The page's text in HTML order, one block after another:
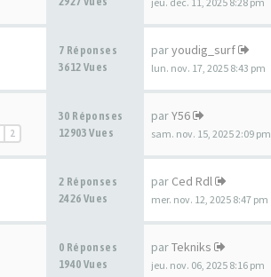
7 Réponses
3612 Vues
paryoudig_surf
lun. nov. 17, 2025 8:43 pm
2
30 Réponses
12903 Vues
parY56
sam. nov. 15, 2025 2:09 pm
2 Réponses
2426 Vues
par Ced Rdl
mer. nov. 12, 2025 8:47 pm
0 Réponses
1940 Vues
parTekniks
jeu. nov. 06, 2025 8:16 pm